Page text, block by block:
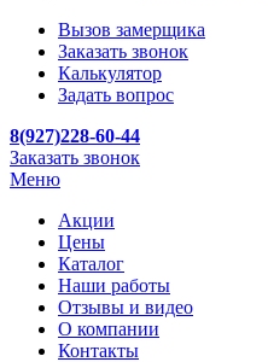
Вызов замерщика
Заказать звонок
Калькулятор
Задать вопрос
8(927)228-60-44
Заказать звонок
Меню
Акции
Цены
Каталог
Наши работы
Отзывы и видео
О компании
Контакты